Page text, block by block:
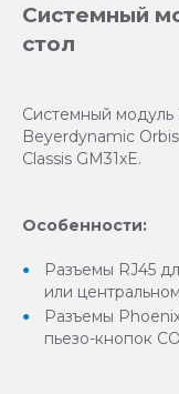
Системный
стол
Системный модуль
Beyerdynamic
Classis GM31xE.
Особенности:
Разъемы RJ45
или
Разъемы
пьезо-кнопок